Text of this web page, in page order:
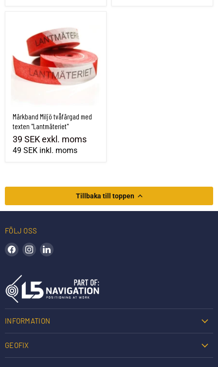
Märkband Miljö tvåfärgad med
texten "Lantmäteriet"
39 SEKexkl. moms
49 SEK inkl. moms
Tillbaka till toppen
FÖLJ OSS
Hitta oss på Facebook
Hitta oss på Instagram
INFORMATION
GEOFIX